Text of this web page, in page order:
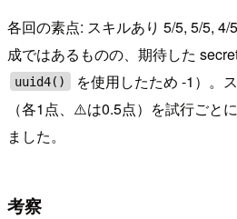
各回の素点: スキルあり 5/5, 5/5, 4/
成ではあるものの、期待した
uuid4()
を使用したため -1）。
（各1点、⚠️は0.5点）を試行ごと
ました。
考察